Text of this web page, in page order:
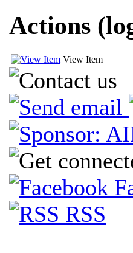
Actions
View Item
RSS